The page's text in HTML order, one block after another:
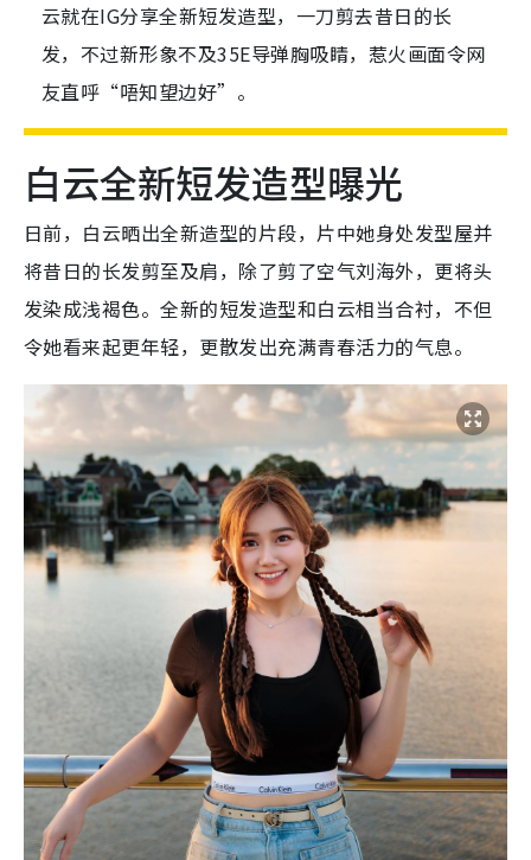
云就在IG分享全新短发造型，一刀剪去昔日的长
发，不过新形象不及35E导弹胸吸睛，惹火画面令网
友直呼“唔知望边好”。
白云全新短发造型曝光
日前，白云晒出全新造型的片段，片中她身处发型屋并
将昔日的长发剪至及肩，除了剪了空气刘海外，更将头
发染成浅褐色。全新的短发造型和白云相当合衬，不但
令她看来起更年轻，更散发出充满青春活力的气息。